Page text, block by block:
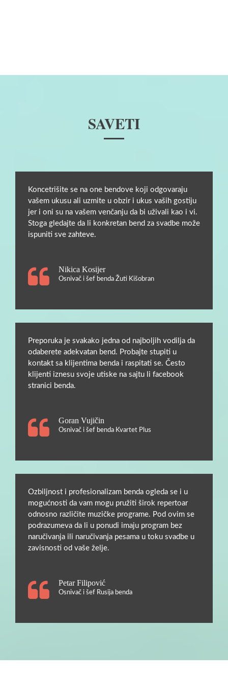
SAVETI
Koncetrišite se na one bendove koji odgovaraju
vašem ukusu ali uzmite u obzir i ukus vaših gostiju
jer i oni su na vašem venčanju da bi uživali kao i vi.
Stoga gledajte da li konkretan bend za svadbe može
ispuniti sve zahteve.
Nikica Kosijer
Osnivač i šef benda Žuti Kišobran
Preporuka je svakako jedna od najboljih vodilja da
odaberete adekvatan bend. Probajte stupiti u
kontakt sa klijentima benda i raspitati se. Često
klijenti iznesu svoje utiske na sajtu li facebook
stranici benda.
Goran Vujičin
Osnivač i šef benda Kvartet Plus
Ozbiljnost i profesionalizam benda ogleda se i u
mogućnosti da vam mogu pružiti širok repertoar
odnosno različite muzičke programe. Pod ovim se
podrazumeva da li u ponudi imaju program bez
naručivanja ili naručivanja pesama u toku svadbe u
zavisnosti od vaše želje.
Petar Filipović
Osnivač i šef Rusija benda